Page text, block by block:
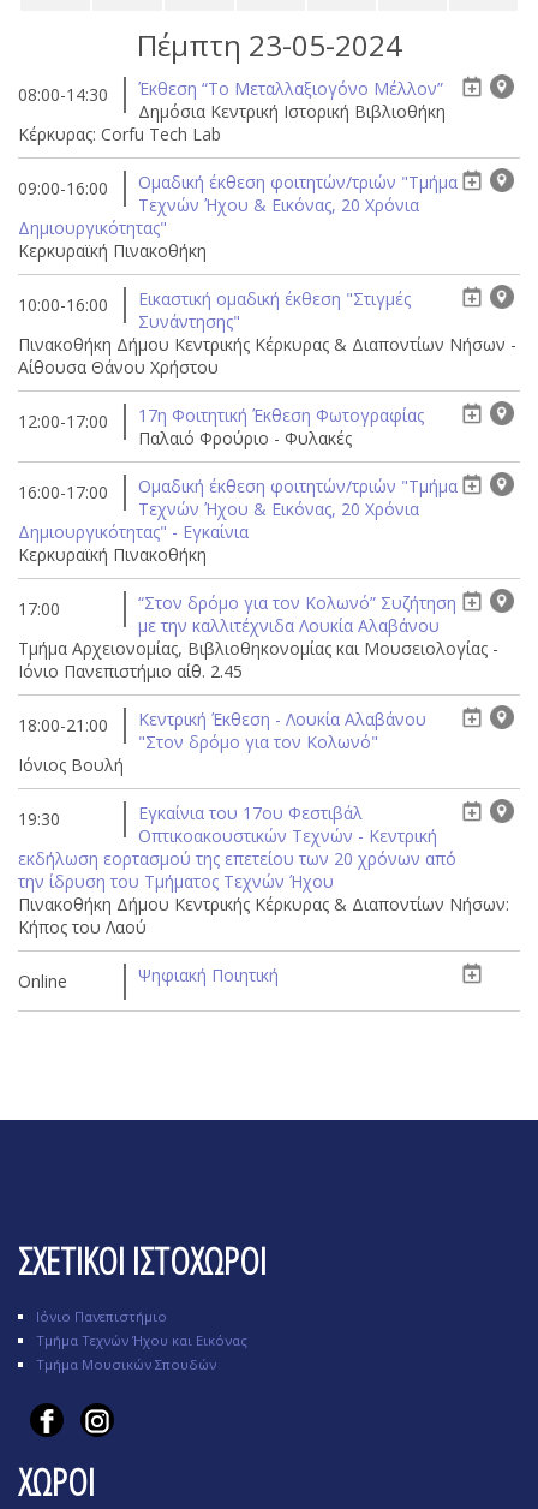
Πέμπτη 23-05-2024
08:00-14:30
Έκθεση “Το Μεταλλαξιογόνο Μέλλον”
Δημόσια Κεντρική Ιστορική Βιβλιοθήκη
Κέρκυρας: Corfu Tech Lab
09:00-16:00
Ομαδική έκθεση φοιτητών/τριών "Τμήμα
Τεχνών Ήχου & Εικόνας, 20 Χρόνια
Δημιουργικότητας"
Κερκυραϊκή Πινακοθήκη
10:00-16:00
Eικαστική ομαδική έκθεση "Στιγμές
Συνάντησης"
Πινακοθήκη Δήμου Κεντρικής Κέρκυρας & Διαποντίων Νήσων -
Αίθουσα Θάνου Χρήστου
12:00-17:00
17η Φοιτητική Έκθεση Φωτογραφίας
Παλαιό Φρούριο - Φυλακές
16:00-17:00
Ομαδική έκθεση φοιτητών/τριών "Τμήμα
Τεχνών Ήχου & Εικόνας, 20 Χρόνια
Δημιουργικότητας" - Εγκαίνια
Κερκυραϊκή Πινακοθήκη
17:00
“Στον δρόμο για τον Κολωνό” Συζήτηση
με την καλλιτέχνιδα Λουκία Αλαβάνου
Τμήμα Αρχειονομίας, Βιβλιοθηκονομίας και Μουσειολογίας -
Ιόνιο Πανεπιστήμιο αίθ. 2.45
18:00-21:00
Κεντρική Έκθεση - Λουκία Αλαβάνου
"Στον δρόμο για τον Κολωνό"
Ιόνιος Βουλή
19:30
Εγκαίνια του 17ου Φεστιβάλ
Οπτικοακουστικών Τεχνών - Κεντρική
εκδήλωση εορτασμού της επετείου των 20 χρόνων από
την ίδρυση του Τμήματος Τεχνών Ήχου
Πινακοθήκη Δήμου Κεντρικής Κέρκυρας & Διαποντίων Νήσων:
Κήπος του Λαού
Online Ψηφιακή Ποιητική
ΣΧΕΤΙΚΟΙ ΙΣΤΟΧΩΡΟΙ
Ιόνιο Πανεπιστήμιο
Τμήμα Τεχνών Ήχου και Εικόνας
Τμήμα Μουσικών Σπουδών
ΧΩΡΟΙ